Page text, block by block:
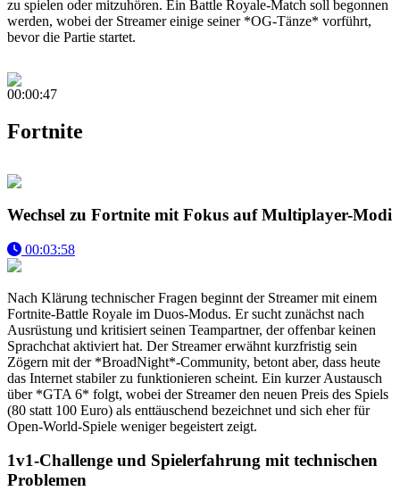
zu spielen oder mitzuhören. Ein Battle Royale-Match soll begonnen
werden, wobei der Streamer einige seiner *OG-Tänze* vorführt,
bevor die Partie startet.
00:00:47
Fortnite
Wechsel zu Fortnite mit Fokus auf Multiplayer-Modi
00:03:58
Nach Klärung technischer Fragen beginnt der Streamer mit einem
Fortnite-Battle Royale im Duos-Modus. Er sucht zunächst nach
Ausrüstung und kritisiert seinen Teampartner, der offenbar keinen
Sprachchat aktiviert hat. Der Streamer erwähnt kurzfristig sein
Zögern mit der *BroadNight*-Community, betont aber, dass heute
das Internet stabiler zu funktionieren scheint. Ein kurzer Austausch
über *GTA 6* folgt, wobei der Streamer den neuen Preis des Spiels
(80 statt 100 Euro) als enttäuschend bezeichnet und sich eher für
Open-World-Spiele weniger begeistert zeigt.
1v1-Challenge und Spielerfahrung mit technischen
Problemen